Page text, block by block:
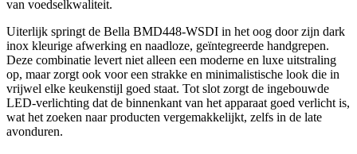
van voedselkwaliteit.
Uiterlijk springt de Bella BMD448-WSDI in het oog door zijn dark
inox kleurige afwerking en naadloze, geïntegreerde handgrepen.
Deze combinatie levert niet alleen een moderne en luxe uitstraling
op, maar zorgt ook voor een strakke en minimalistische look die in
vrijwel elke keukenstijl goed staat. Tot slot zorgt de ingebouwde
LED-verlichting dat de binnenkant van het apparaat goed verlicht is,
wat het zoeken naar producten vergemakkelijkt, zelfs in de late
avonduren.